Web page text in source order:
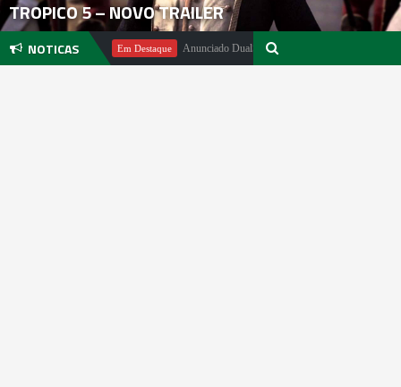
TROPICO 5 – NOVO TRAILER
NOTICAS
Pachter Em Destaque Anunciado DualSense The Last of Us Limited Edition